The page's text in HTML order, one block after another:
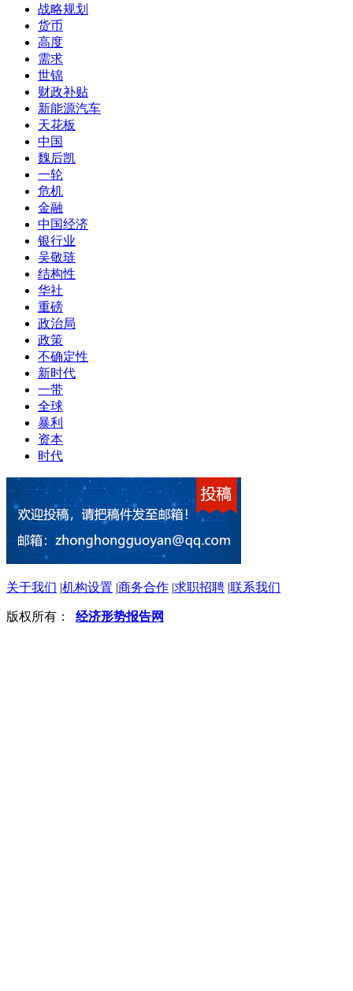
战略规划
货币
高度
需求
世锦
财政补贴
新能源汽车
天花板
中国
魏后凯
一轮
危机
金融
中国经济
银行业
吴敬琏
结构性
华社
重磅
政治局
政策
不确定性
新时代
一带
全球
暴利
资本
时代
关于我们 |机构设置 |商务合作 |求职招聘 |联系我们
版权所有： 经济形势报告网